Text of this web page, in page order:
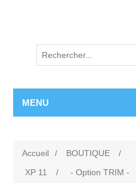
MENU
Accueil / BOUTIQUE /
XP 11
/ - Option TRIM -